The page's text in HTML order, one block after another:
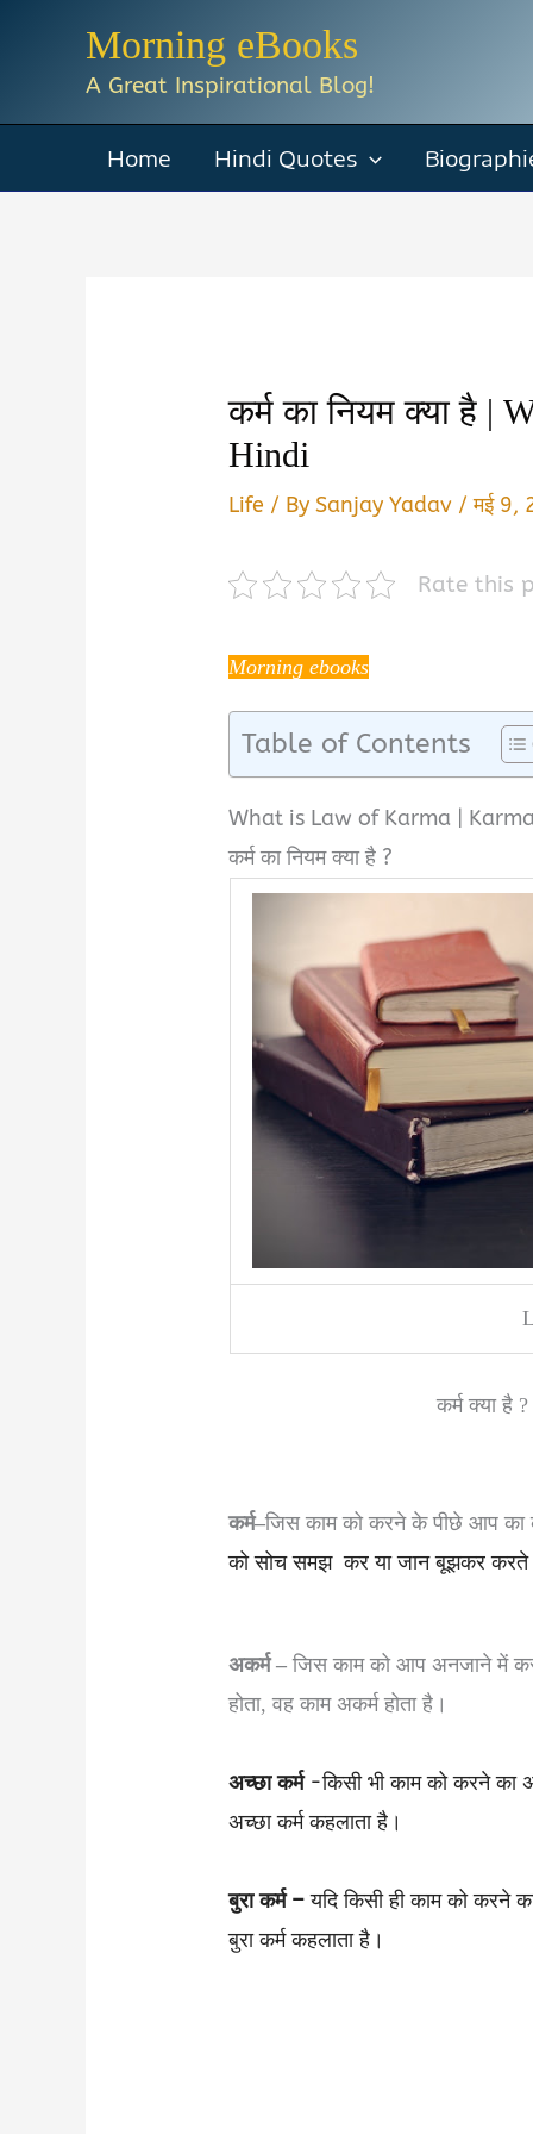
Morning eBooks
A Great Inspirational Blog!
Home Hindi Quotes
कर्म का नियम क्या है |
Hindi
Life / BySanjay Yadav /मई 9,
Rate this
Morning ebooks
Table of Contents
What is Law of Karma |
कर्म का नियम क्या है ?
कर्म क्या है
कर्म–जिस काम को करने के पीछे आप का
को सोच समझ कर या जान बूझकर करते
अकर्म – जिस काम को आप अनजाने में
होता, वह काम अकर्म होता है।
अच्छा कर्म -किसी भी काम को करने का
अच्छा कर्म कहलाता है।
बुरा कर्म –यदि किसी ही काम को करने
बुरा कर्म कहलाता है।